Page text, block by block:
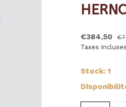
€384,50
Taxes
Stock: 1